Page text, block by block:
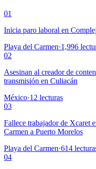
01
Inicia paro laboral en
Playa del Carmen·1,996
02
Asesinan al creador de
transmisión en Culiacán
México·12 lecturas
03
Fallece trabajador de Xcaret
Carmen a Puerto Morelos
Playa del Carmen·614
04